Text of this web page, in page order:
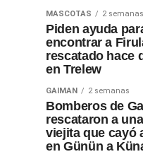
MASCOTAS 2 semanas
Piden ayuda
encontrar a
rescatado hace
en Trelew
GAIMAN 2 semanas
Bomberos de
rescataron a
viejita que cayó
en Günün a